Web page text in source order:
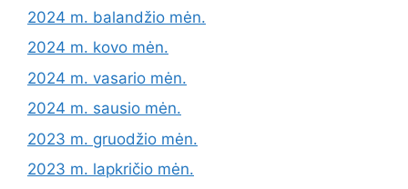
2024 m. balandžio mėn.
2024 m. kovo mėn.
2024 m. vasario mėn.
2024 m. sausio mėn.
2023 m. gruodžio mėn.
2023 m. lapkričio mėn.